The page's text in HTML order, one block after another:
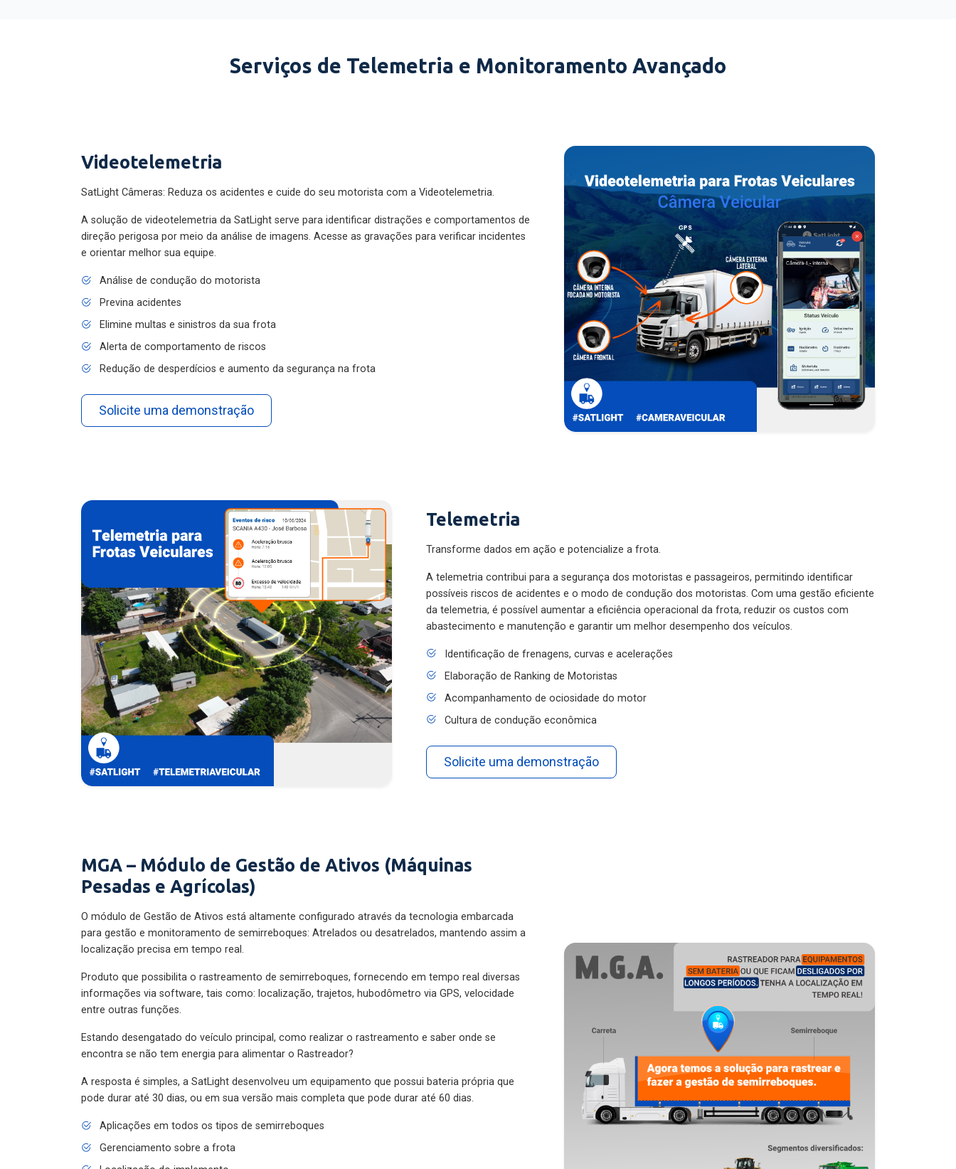
Serviços de Telemetria e Monitoramento Avançado
Videotelemetria
SatLight Câmeras: Reduza os acidentes e cuide do seu motorista com a Videotelemetria.
A solução de videotelemetria da SatLight serve para identificar distrações e comportamentos de
direção perigosa por meio da análise de imagens. Acesse as gravações para verificar incidentes
e orientar melhor sua equipe.
Análise de condução do motorista
Previna acidentes
Elimine multas e sinistros da sua frota
Alerta de comportamento de riscos
Redução de desperdícios e aumento da segurança na frota
Solicite uma demonstração
Telemetria
Transforme dados em ação e potencialize a frota.
A telemetria contribui para a segurança dos motoristas e passageiros, permitindo identificar
possíveis riscos de acidentes e o modo de condução dos motoristas. Com uma gestão eficiente
da telemetria, é possível aumentar a eficiência operacional da frota, reduzir os custos com
abastecimento e manutenção e garantir um melhor desempenho dos veículos.
Identificação de frenagens, curvas e acelerações
Elaboração de Ranking de Motoristas
Acompanhamento de ociosidade do motor
Cultura de condução econômica
Solicite uma demonstração
MGA – Módulo de Gestão de Ativos (Máquinas
Pesadas e Agrícolas)
O módulo de Gestão de Ativos está altamente configurado através da tecnologia embarcada
para gestão e monitoramento de semirreboques: Atrelados ou desatrelados, mantendo assim a
localização precisa em tempo real.
Produto que possibilita o rastreamento de semirreboques, fornecendo em tempo real diversas
informações via software, tais como: localização, trajetos, hubodômetro via GPS, velocidade
entre outras funções.
Estando desengatado do veículo principal, como realizar o rastreamento e saber onde se
encontra se não tem energia para alimentar o Rastreador?
A resposta é simples, a SatLight desenvolveu um equipamento que possui bateria própria que
pode durar até 30 dias, ou em sua versão mais completa que pode durar até 60 dias.
Aplicações em todos os tipos de semirreboques
Gerenciamento sobre a frota
Localização do implemento